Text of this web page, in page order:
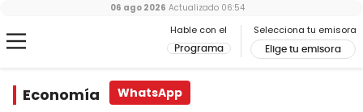
Hable con el
Programa
Selecciona tu emisora
Elige tu emisora
06 ago 2026 Actualizado 06:54
Economía WhatsApp